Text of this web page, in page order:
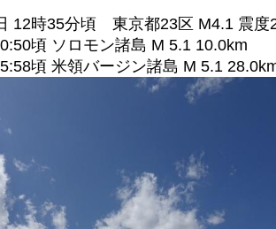
12時35分頃 東京都23区 M4.1 震度
頃 ソロモン諸島 M 5.1 10.0km
頃 米領バージン諸島 M 5.1